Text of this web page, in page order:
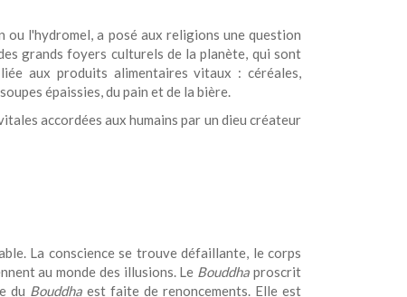
ou l'hydromel, a posé aux religions une question
grands foyers culturels de la planète, qui sont
aux produits alimentaires vitaux : céréales,
épaissies, du pain et de la bière.
accordées aux humains par un dieu créateur
La conscience se trouve défaillante, le corps
au monde des illusions. Le Bouddha proscrit
du Bouddha est faite de renoncements. Elle est